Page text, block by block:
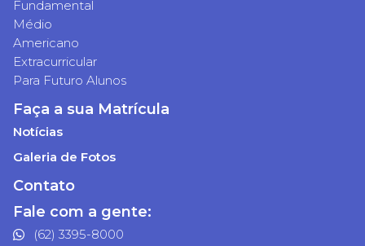
Fundamental
Médio
Americano
Extracurricular
Para Futuro Alunos
Faça a sua Matrícula
Notícias
Galeria de Fotos
Contato
Fale com a gente:
(62) 3395-8000